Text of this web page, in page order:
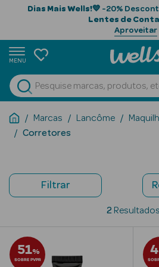
Dias Mais Wells!💙 -20%
Lentes de
Aproveitar
MENU
Ver Tudo
Beauty Season
Cosmética
Luxo
Marcas Lancôme
Corretores
Filtrar
2 Resultados
51%
SOBRE PVPR